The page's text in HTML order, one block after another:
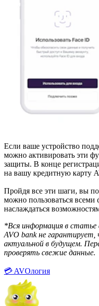
Если ваше устройство
можно активировать эти
защиты. В конце
на вашу кредитную карту
Пройдя все эти шаги, вы
можно пользоваться
наслаждаться
*Вся информация в статье
AVO bank не
актуальной в будущем.
проверять свежие данные.
💳 AVOлогия